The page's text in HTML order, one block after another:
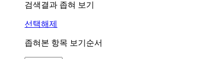
검색결과 좁혀 보기
선택해제
좁혀본 항목 보기순서